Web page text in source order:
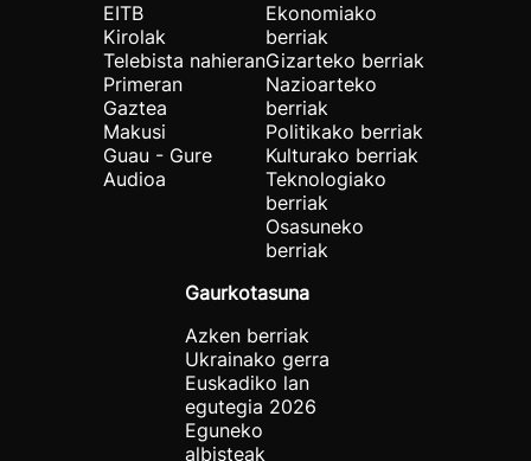
EITB
Kirolak
Telebista nahieran
Primeran
Gaztea
Makusi
Guau - Gure
Audioa
Ekonomiako
berriak
Gizarteko berriak
Nazioarteko
berriak
Politikako berriak
Kulturako berriak
Teknologiako
berriak
Osasuneko
berriak
Gaurkotasuna
Azken berriak
Ukrainako gerra
Euskadiko lan
egutegia 2026
Eguneko
albisteak